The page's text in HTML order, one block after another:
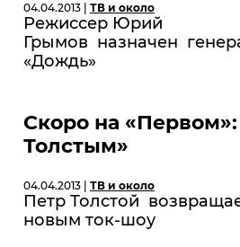
04.04.2013 | ТВ и около
Режиссер Юрий
Грымов назначен
«Дождь»
Скоро на
Толстым»
04.04.2013 | ТВ и около
Петр Толстой
новым ток-шоу